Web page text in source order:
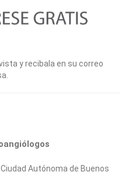
y recibala en su correo
Autónoma de Buenos